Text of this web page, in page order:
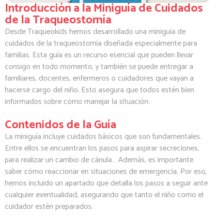
Introducción a la Miniguía de Cuidados
de la Traqueostomía
Desde Traqueokids hemos desarrollado una miniguía de
cuidados de la traqueostomía diseñada especialmente para
familias. Esta guía es un recurso esencial que pueden llevar
consigo en todo momento, y también se puede entregar a
familiares, docentes, enfermeros o cuidadores que vayan a
hacerse cargo del niño. Esto asegura que todos estén bien
informados sobre cómo manejar la situación.
Contenidos de la Guía
La miniguía incluye cuidados básicos que son fundamentales.
Entre ellos se encuentran los pasos para aspirar secreciones,
para realizar un cambio de cánula… Además, es importante
saber cómo reaccionar en situaciones de emergencia. Por eso,
hemos incluido un apartado que detalla los pasos a seguir ante
cualquier eventualidad, asegurando que tanto el niño como el
cuidador estén preparados.